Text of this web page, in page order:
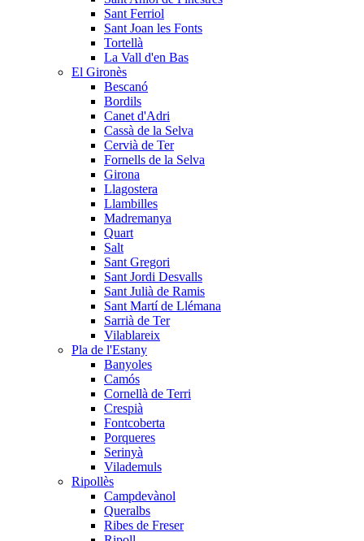
Sant Ferriol
Sant Joan les Fonts
Tortellà
La Vall d'en Bas
El Gironès
Bescanó
Bordils
Canet d'Adri
Cassà de la Selva
Cervià de Ter
Fornells de la Selva
Girona
Llagostera
Llambilles
Madremanya
Quart
Salt
Sant Gregori
Sant Jordi Desvalls
Sant Julià de Ramis
Sant Martí de Llémana
Sarrià de Ter
Vilablareix
Pla de l'Estany
Banyoles
Camós
Cornellà de Terri
Crespià
Fontcoberta
Porqueres
Serinyà
Vilademuls
Ripollès
Campdevànol
Queralbs
Ribes de Freser